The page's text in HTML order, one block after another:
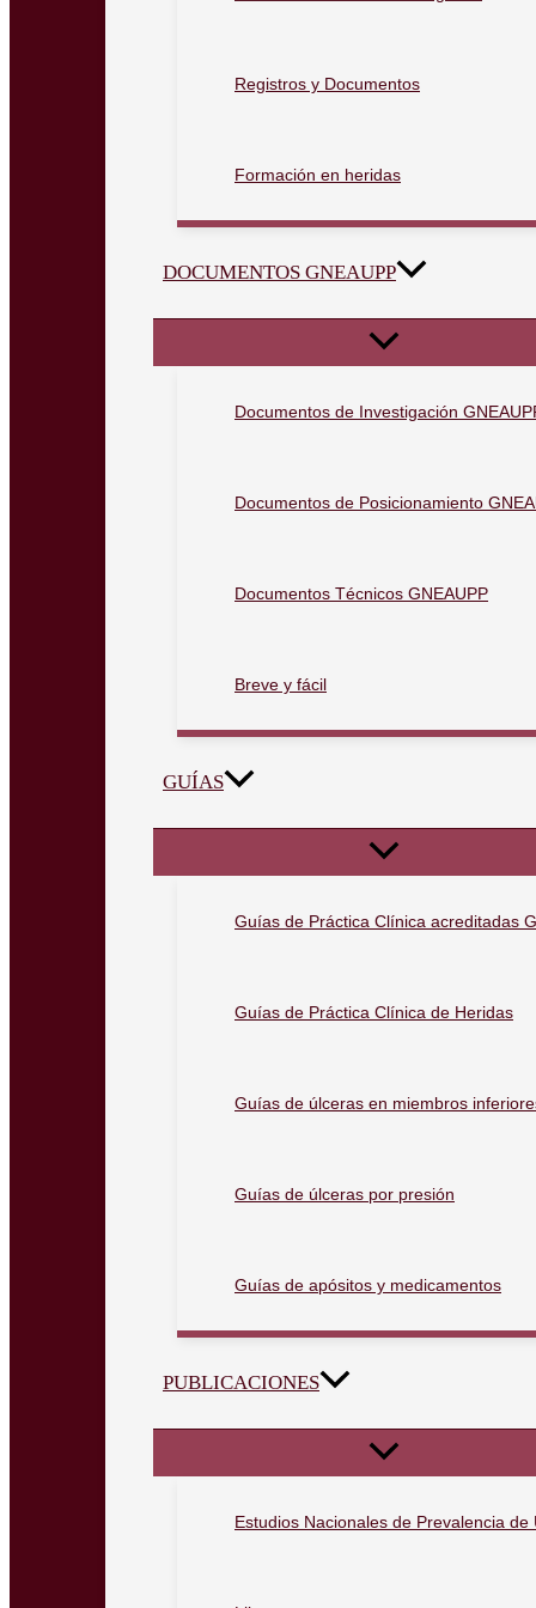
Registros y Documentos
Formación en heridas
DOCUMENTOS GNEAUPP
Documentos de Investigación
Documentos de Posicionamiento
Documentos Técnicos GNEAUPP
Breve y fácil
GUÍAS
Guías de Práctica Clínica acreditadas
Guías de Práctica Clínica de Heridas
Guías de úlceras en miembros
Guías de úlceras por presión
Guías de apósitos y medicamentos
PUBLICACIONES
Estudios Nacionales de Prevalencia de